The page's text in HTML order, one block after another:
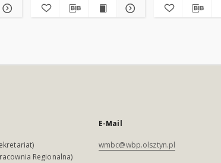
Regionalna)
E-Mail
wmbc@wbp.olsztyn.pl